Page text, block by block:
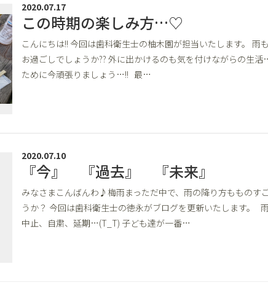
2020.07.17
この時期の楽しみ方…♡
こんにちは!! 今回は歯科衛生士の柚木園が担当いたします。 雨
お過ごしでしょうか?? 外に出かけるのも気を付けながらの生
ために今頑張りましょう…!! 最…
2020.07.10
『今』 『過去』 『未来』
みなさまこんばんわ♪梅雨まっただ中で、雨の降り方もものす
うか？ 今回は歯科衛生士の徳永がブログを更新いたします。
中止、自粛、延期…(T_T) 子ども達が一番…